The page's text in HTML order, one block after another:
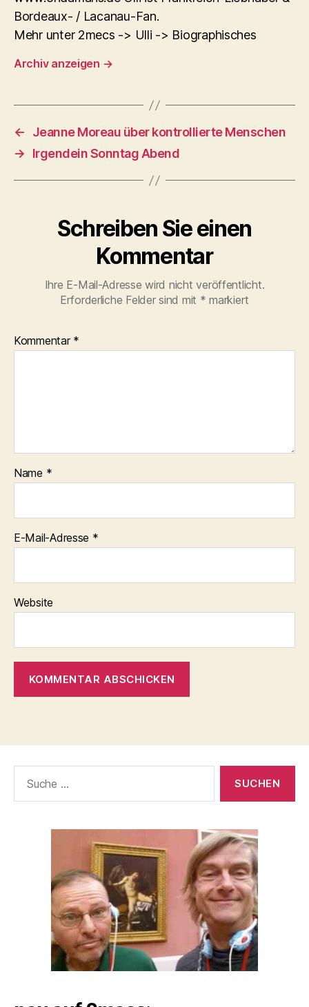
Bordeaux- / Lacanau-Fan.
Mehr unter 2mecs -> Ulli -> Biographisches
Archiv anzeigen →
←
Jeanne Moreau über kontrollierte Menschen
→
Irgendein Sonntag Abend
Schreiben Sie einen
Kommentar
Ihre E-Mail-Adresse wird nicht veröffentlicht.
Erforderliche Felder sind mit * markiert
Kommentar *
Name *
E-Mail-Adresse *
Website
nach: